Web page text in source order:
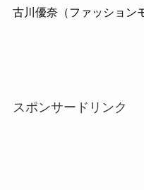
古川優奈（ファッション
スポンサードリンク